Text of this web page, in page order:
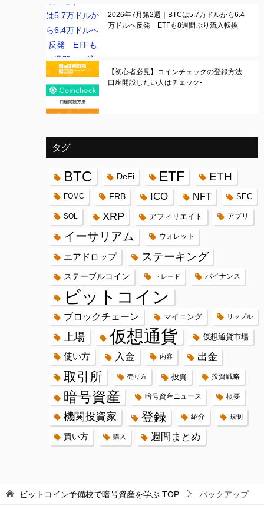
2026年7月第2週｜BTCは5.7万ドルから6.4
万ドルへ反発 ETFも8週間ぶり流入転換
【初心者必見】コインチェックの登録方法-
口座開設したい人はチェック-
タグ
BTC DeFi ETF ETH
FOMC FRB ICO NFT SEC
SOL XRP アフィリエイト アプリ
イーサリアム ウォレット
エアドロップ ステーキング
ステーブルコイン トレード バイナンス
ビットコイン
ブロックチェーン マイニング リップル
上場 仮想通貨 仮想通貨市場
使い方 入金 内容 出金
取引所 売り方 投資 投資戦略
暗号資産 暗号資産ニュース 概要
機関投資家 登録 紹介 規制
買い方 購入 週間まとめ
ビットコイン予備校で暗号資産を学ぶ TOP バックアップ